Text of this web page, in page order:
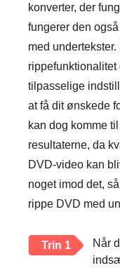
konverter, der
fungerer den
med
tilpasselige
at få dit ønskede
kan dog komme
resultaterne, da
DVD-video kan
noget imod det,
rippe DVD med
Trin 1
Når